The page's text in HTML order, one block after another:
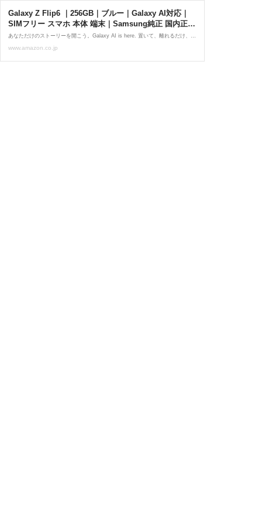
Galaxy Z Flip6 ｜256GB｜ブルー｜Galaxy AI対応｜
SIMフリー スマホ 本体 端末｜Samsung純正 国内正規
品｜折りたたみAIフォン｜FeliCa対応｜メインディス
プレイ6.7インチ｜フルHD+｜バッテリー 4,000mAh｜
あなただけのストーリーを開こう。Galaxy AI is here. 置いて、離れるだけ、AIのオートズーム。さらに、使い方広がるカバー画面で、AIコミュニケーションが手のひらに。
www.amazon.co.jp